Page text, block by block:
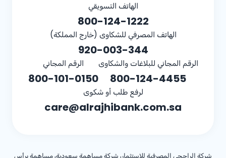
الهاتف التسويقي
800-124-1222
الهاتف المصرفي للشكاوى (خارج المملكة)
920-003-344
الرقم المجاني للبلاغات والشكاوى
800-124-4455
الرقم المجاني
800-101-0150
لرفع طلب أو شكوى
care@alrajhibank.com.sa
شركة الراجحي المصرفية للاستثمار، شركة مساهمة سعودية، مساهمة برأس